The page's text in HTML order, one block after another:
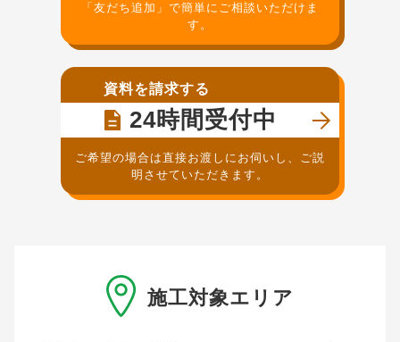
「友だち追加」で簡単にご相談いただけま
す。
資料を請求する
24時間受付中
ご希望の場合は直接お渡しにお伺いし、ご説
明させていただきます。
施工対象エリア